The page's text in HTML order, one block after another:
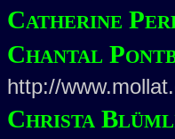
Catherine
Chantal
http://
Christa